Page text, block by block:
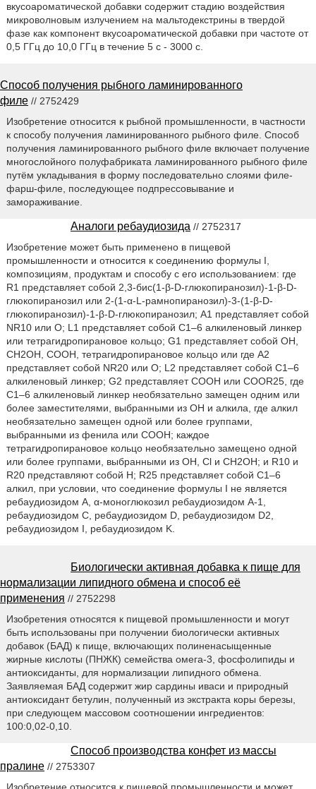
вкусоароматической добавки содержит стадию воздействия
микроволновым излучением на мальтодекстрины в твердой
фазе как компонент вкусоароматической добавки при частоте от
0,5 ГГц до 10,0 ГГц в течение 5 с - 3000 с.
Способ получения рыбного ламинированного
филе // 2752429
Изобретение относится к рыбной промышленности, в частности
к способу получения ламинированного рыбного филе. Способ
получения ламинированного рыбного филе включает получение
многослойного полуфабриката ламинированного рыбного филе
путём укладывания в форму последовательно слоями филе-
фарш-филе, последующее подпрессовывание и
замораживание.
Аналоги ребаудиозида // 2752317
Изобретение может быть применено в пищевой
промышленности и относится к соединению формулы I,
композициям, продуктам и способу с его использованием: где
R1 представляет собой 2,3-бис(1-β-D-глюкопиранозил)-1-β-D-
глюкопиранозил или 2-(1-α-L-рамнопиранозил)-3-(1-β-D-
глюкопиранозил)-1-β-D-глюкопиранозил; A1 представляет собой
NR10 или O; L1 представляет собой C1–6 алкиленовый линкер
или тетрагидропирановое кольцо; G1 представляет собой OH,
CH2OH, COOH, тетрагидропирановое кольцо или где A2
представляет собой NR20 или O; L2 представляет собой C1–6
алкиленовый линкер; G2 представляет COOH или COOR25, где
C1–6 алкиленовый линкер необязательно замещен одним или
более заместителями, выбранными из OH и алкила, где алкил
необязательно замещен одной или более группами,
выбранными из фенила или COOH; каждое
тетрагидропирановое кольцо необязательно замещено одной
или более группами, выбранными из OH, Cl и CH2OH; и R10 и
R20 представляют собой H; R25 представляет собой C1–6
алкил, при условии, что соединение формулы I не является
ребаудиозидом A, α-моноглюкозил ребаудиозидом A-1,
ребаудиозидом C, ребаудиозидом D, ребаудиозидом D2,
ребаудиозидом I, ребаудиозидом K.
Биологически активная добавка к пище для
нормализации липидного обмена и способ её
применения // 2752298
Изобретения относятся к пищевой промышленности и могут
быть использованы при получении биологически активных
добавок (БАД) к пище, включающих полиненасыщенные
жирные кислоты (ПНЖК) семейства омега-3, фосфолипиды и
антиоксиданты, для нормализации липидного обмена.
Заявляемая БАД содержит жир сардины иваси и природный
антиоксидант бетулин, полученный из экстракта коры березы,
при следующем массовом соотношении ингредиентов:
100:0,02-0,10.
Способ производства конфет из массы
пралине // 2753307